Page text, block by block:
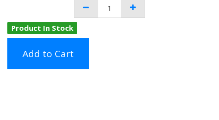
Product In Stock
Add to Cart